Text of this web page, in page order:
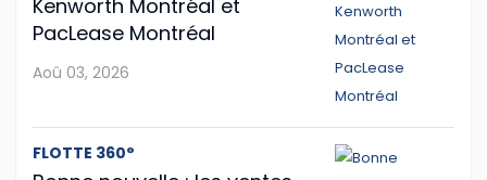
...
Jul 24, 2026
Les Volvo VNL et VNR électriques joignent
American Truck Simulator
Kenworth Montréal et
PacLease Montréal
Aoû 03, 2026
FLOTTE 360°